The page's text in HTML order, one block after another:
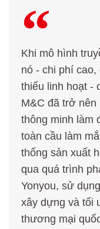
Khi mô hình
nó - chi phí
thiếu linh hoạt -
M&C đã trở
thông minh làm
toàn cầu làm
thống sản xuất
qua quá trình
Yonyou, sử
xây dựng và tối
thương mại